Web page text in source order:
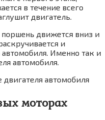
в течение всего
двигатель.
поршень движется вниз и
и
автомобиля. Именно так и
автомобиля.
моторах